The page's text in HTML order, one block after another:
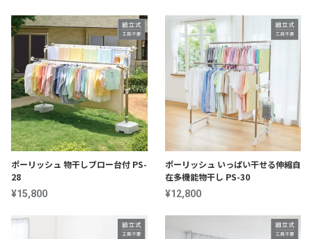
ポーリッシュ 物干しブロー台付 PS-
28
¥15,800
ポーリッシュ いっぱい干せる伸縮自
在多機能物干し PS-30
¥12,800